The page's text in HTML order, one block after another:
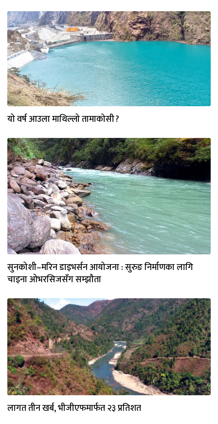
यो वर्ष आउला माथिल्लो तामाकोसी ?
सुनकोशी–मरिन डाइभर्सन आयोजना : सुरुङ निर्माणका लागि
चाइना ओभरसिजसँग सम्झौता
लागत तीन खर्ब, भीजीएफमार्फत २३ प्रतिशत